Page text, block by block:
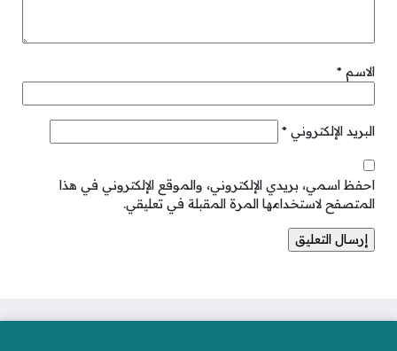
الاسم *
البريد الإلكتروني *
احفظ اسمي، بريدي الإلكتروني، والموقع الإلكتروني في هذا
المتصفح لاستخدامها المرة المقبلة في تعليقي.